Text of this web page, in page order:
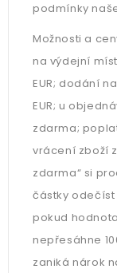
podmínky
Možnosti a
na výdejní
EUR; dodání
EUR; u
zdarma;
vrácení zboží
zdarma“ si
částky
pokud
nepřesáhne
zaniká nárok